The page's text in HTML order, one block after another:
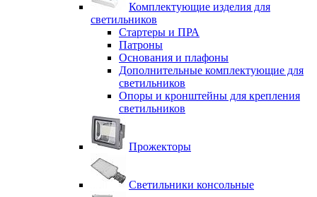
Комплектующие изделия для
светильников
Стартеры и ПРА
Патроны
Основания и плафоны
Дополнительные комплектующие для
светильников
Опоры и кронштейны для крепления
светильников
Прожекторы
Светильники консольные